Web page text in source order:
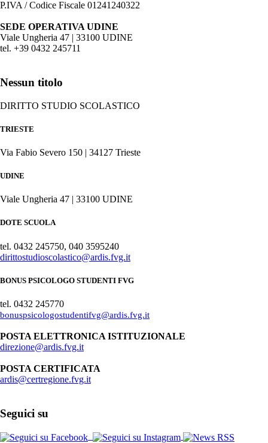
P.IVA / Codice Fiscale 01241240322
SEDE OPERATIVA UDINE
Viale Ungheria 47 | 33100 UDINE
tel. +39 0432 245711
Nessun titolo
DIRITTO STUDIO SCOLASTICO
TRIESTE
Via Fabio Severo 150 | 34127 Trieste
UDINE
Viale Ungheria 47 | 33100 UDINE
DOTE SCUOLA
tel. 0432 245750, 040 3595240
dirittostudioscolastico@ardis.fvg.it
BONUS PSICOLOGO STUDENTI FVG
tel. 0432 245770
bonuspsicologostudentifvg@ardis.fvg.it
POSTA ELETTRONICA ISTITUZIONALE
direzione@ardis.fvg.it
POSTA CERTIFICATA
ardis@certregione.fvg.it
Seguici su